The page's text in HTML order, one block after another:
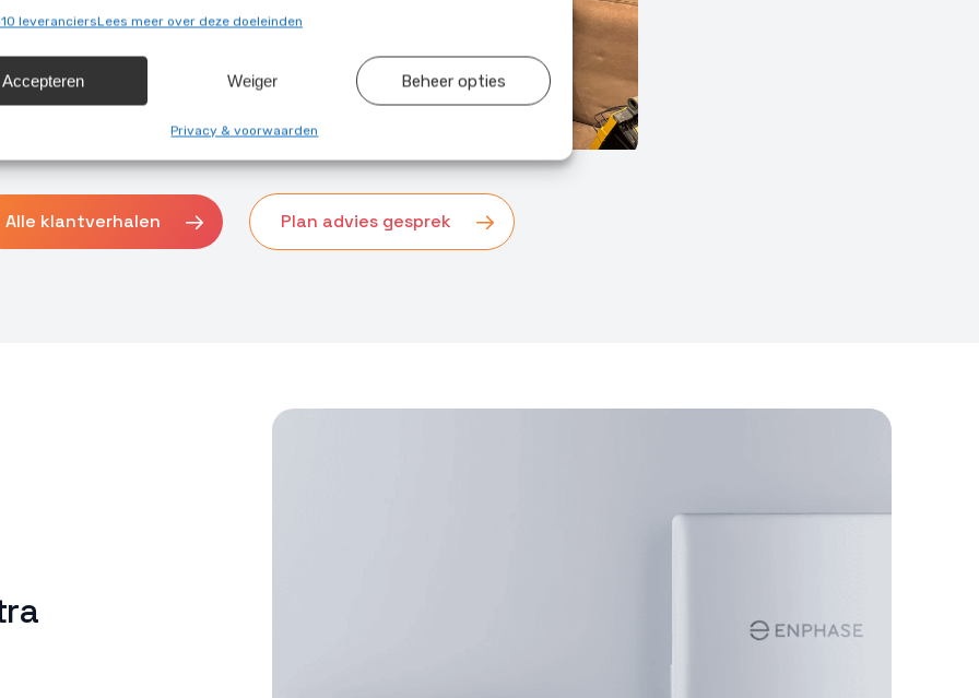
om content te selecteren.
Altijd actief
uit andere gegevensbronnen met elkaar matchen en combineren,
voor beveiliging, fraude voorkomen en detecteren en
leveranciersLees meer over deze doeleinden
Accepteren Weiger Beheer opties
Privacy & voorwaarden
app
Alle klantverhalen Plan advies gesprek